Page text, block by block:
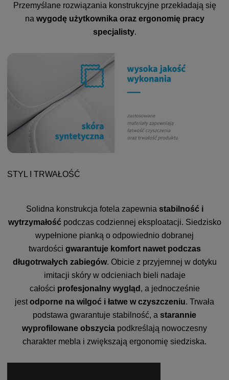
Przemyślane rozwiązania konstrukcyjne przekładają się
na wygodę użytkownika oraz ergonomię pracy
specjalisty.
STYL I TRWAŁOŚĆ
Solidna konstrukcja fotela zapewnia stabilność i
wytrzymałośćpodczas codziennej eksploatacji. Siedzisko
wypełnione pianką o odpowiednio dobranej
twardości gwarantuje komfort nawet podczas
długotrwałych zabiegów. Obicie z przyjemnej w dotyku
imitacji skóry w odcieniach bieli nadaje
całości profesjonalny wygląd , a jednocześnie
jestodporne na wilgoć i łatwe w czyszczeniu. Trwała
podstawa gwarantuje stabilność, a starannie
wyprofilowane obszycia podkreślają nowoczesny
charakter mebla i zwiększają ergonomię siedziska.